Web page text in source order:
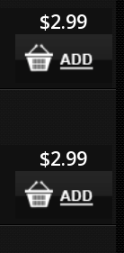
$2.99
$2.99